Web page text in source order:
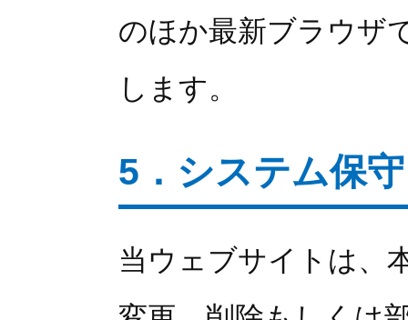
のほか最新ブラウザ
します。
5．システム保
当ウェブサイトは、